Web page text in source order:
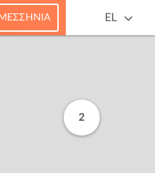
EL
ΜΕΣΣΗΝΊΑ
2